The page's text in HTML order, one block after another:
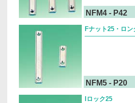
NFM4 - P42
Fナット25・ロ
NFM5 - P20
Iロック25